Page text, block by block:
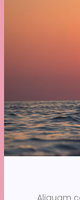
Aliquam